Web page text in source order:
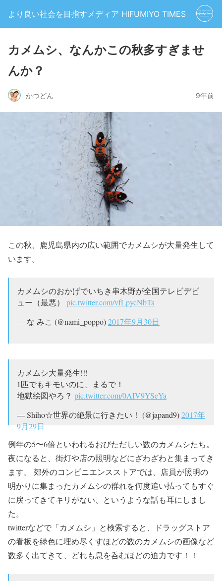
より良い社会を目指すメディア HIFUMIYO TIMES
カメムシ、なんかこの秋多すぎませ
んか？
かつどん 9年前
この秋、鹿児島県内の広い範囲でカメムシが大量発生して
います。
カメムシのおかげでいちき串木野が全国テレビデビ
ュー（最悪） pic.twitter.com/vfLpycNbTa
— な みこ (@nami_poppo)2017年9月30日
カメムシ大量発生!!!
1匹でもキモいのに、まるで！
地獄絵図やろ？ pic.twitter.com/0AIV9YSeYa
— Shiho☆世界の絶景に行きたい！ (@japand9)2017年
9月29日
例年の5〜6倍といわれるおびただしい数のカメムシたち。
夜になると、街灯や店の照明などにざわざわと集まってき
ます。 郊外のコンビニエンスストアでは、店員が照明の
明かりに集まったカメムシの群れを何度追い払ってもすぐ
に戻ってきてキリがない、というような話も耳にしまし
た。
twitterなどで「カメムシ」と検索すると、ドラッグストア
の看板を緑色に埋め尽くすほどの数のカメムシの画像など
数多く出てきて、どれも息を呑むほどの迫力です！！